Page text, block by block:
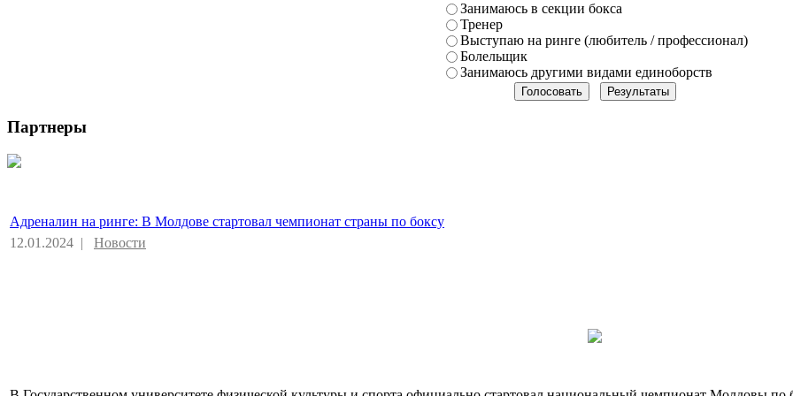
Занимаюсь в секции бокса
Тренер
Выступаю на ринге (любитель / профессионал)
Болельщик
Занимаюсь другими видами единоборств
Партнеры
Адреналин на ринге: В Молдове стартовал чемпионат страны по боксу
12.01.2024 | Новости